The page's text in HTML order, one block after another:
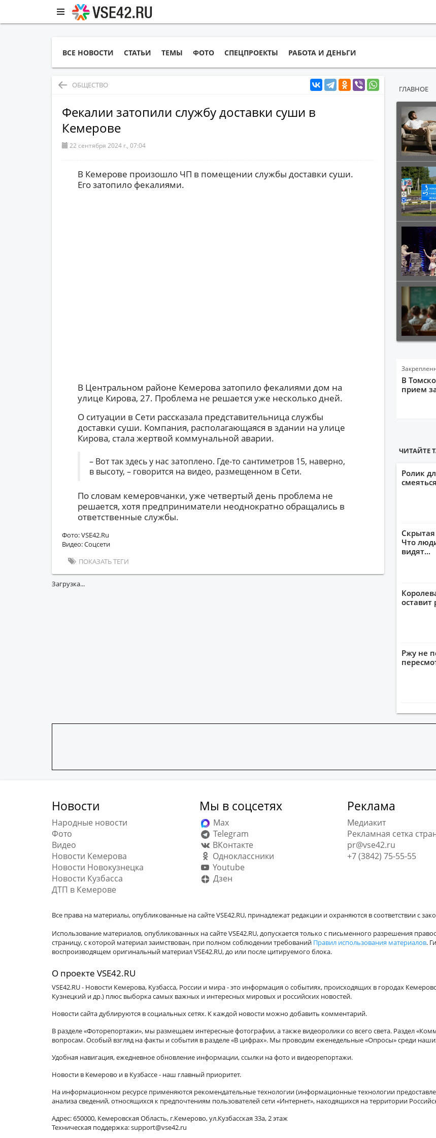
ВСЕ НОВОСТИ СТАТЬИ ТЕМЫ ФОТО СПЕЦПРОЕКТЫ РАБОТА И ДЕНЬГИ
ОБЩЕСТВО
Фекалии затопили службу доставки суши в
Кемерове
22 сентября 2024 г., 07:04
В Кемерове произошло ЧП в помещении службы доставки суши.
Его затопило фекалиями.
В Центральном районе Кемерова затопило фекалиями дом на
улице Кирова, 27. Проблема не решается уже несколько дней.
О ситуации в Сети рассказала представительница службы
доставки суши. Компания, располагающаяся в здании на улице
Кирова, стала жертвой коммунальной аварии.
– Вот так здесь у нас затоплено. Где-то сантиметров 15, наверно,
в высоту, – говорится на видео, размещенном в Сети.
По словам кемеровчанки, уже четвертый день проблема не
решается, хотя предприниматели неоднократно обращались в
ответственные службы.
Фото: VSE42.Ru
Видео: Соцсети
ПОКАЗАТЬ ТЕГИ
Загрузка...
ГЛАВНОЕ
В
прием
ЧИТАЙТЕ
Ролик
Что
видят...
Ржу не
Новости
Народные новости
Фото
Видео
Новости Кемерова
Новости Новокузнецка
Новости Кузбасса
ДТП в Кемерове
Мы в соцсетях
Max
Telegram
ВКонтакте
Одноклассники
Youtube
Дзен
Реклама
Медиакит
Рекламная сетка
pr@vse42.ru
+7 (3842) 75-55-55
Все права на материалы, опубликованные на сайте VSE42.RU, принадлежат редакции и охраняются в соответствии с
Использование материалов, опубликованных на сайте VSE42.RU, допускается только с письменного разрешения
страницу, с которой материал заимствован, при полном соблюдении требований Правил использования материалов.
воспроизводящем оригинальный материал VSE42.RU, до или после цитируемого блока.
О проекте VSE42.RU
VSE42.RU - Новости Кемерова, Кузбасса, России и мира - это информация о событиях, происходящих в городах
Кузнецкий и др.) плюс выборка самых важных и интересных мировых и российских новостей.
Новости сайта дублируются в социальных сетях. К каждой новости можно добавить комментарий.
В разделе «Фоторепортажи», мы размещаем интересные фотографии, а также видеоролики со всего света. Раздел
вопросам. Особый взгляд на факты и события в разделе «В цифрах». Мы проводим еженедельные «Опросы» среди
Удобная навигация, ежедневное обновление информации, ссылки на фото и видеорепортажи.
Новости в Кемерово и в Кузбассе - наш главный приоритет.
На информационном ресурсе применяются рекомендательные технологии (информационные технологии
анализа сведений, относящихся к предпочтениям пользователей сети «Интернет», находящихся на территории
Адрес: 650000, Кемеровская Область, г.Кемерово, ул.Кузбасская 33а, 2 этаж
Техническая поддержка: support@vse42.ru